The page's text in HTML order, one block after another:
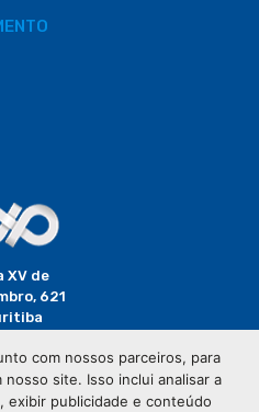
XV de
621
3320-
com nossos parceiros, para
nosso site. Isso inclui analisar a
exibir publicidade e conteúdo